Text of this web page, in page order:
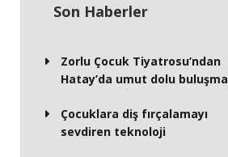
Son Haberler
Zorlu Çocuk Tiyatrosu’ndan
Hatay’da umut dolu buluşma
Çocuklara diş fırçalamayı
sevdiren teknoloji